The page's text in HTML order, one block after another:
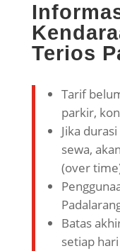
Terios
Tarif
parkir,
Jika
sewa,
(over
Batas
setiap